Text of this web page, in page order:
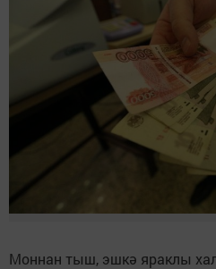
Моннан тыш, эшкә яраклы